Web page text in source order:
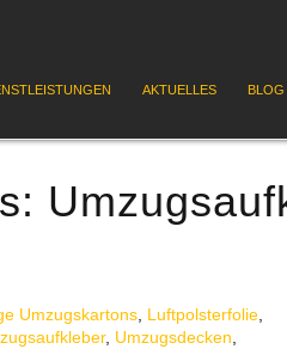
AKTUELLES BLOG
Umzugskartons Luftpolsterfolie
, Umzugsdecken